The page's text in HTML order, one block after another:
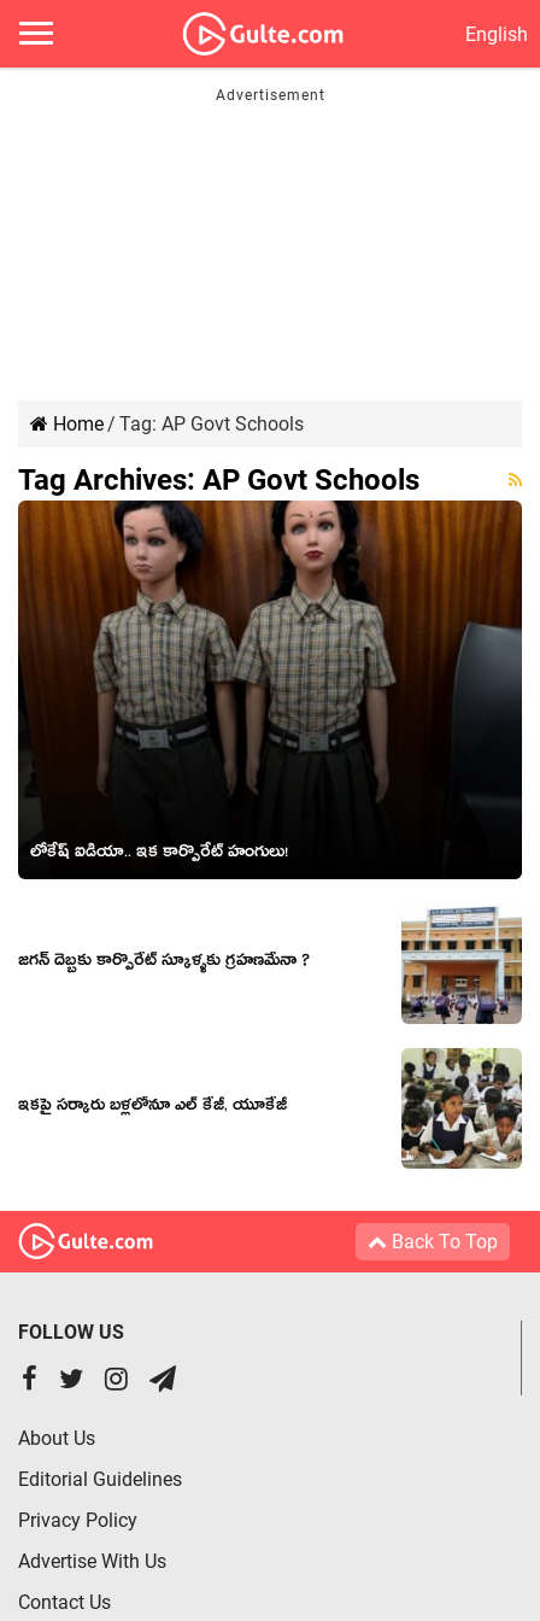
English
Home/ Tag: AP Govt Schools
Tag Archives: AP Govt Schools
లోకేష్ ఐడియా.. ఇక కార్పొరేట్ హంగులు!
జగన్ దెబ్బకు కార్పొరేట్ స్కూళ్ళకు గ్రహణమేనా ?
ఇకపై సర్కారు బళ్లలోనూ ఎల్ కేజీ, యూకేజీ
Back To Top
FOLLOW US
About Us
Editorial Guidelines
Privacy Policy
Advertise With Us
Contact Us